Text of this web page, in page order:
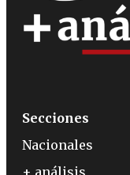
Secciones
Nacionales